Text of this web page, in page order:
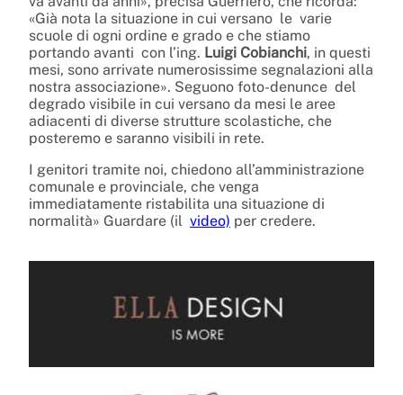
«Già nota la situazione in cui versano le varie
scuole di ogni ordine e grado e che stiamo
portando avanti con l’ing. Luigi Cobianchi, in questi
mesi, sono arrivate numerosissime segnalazioni alla
nostra associazione». Seguono foto-denunce del
degrado visibile in cui versano da mesi le aree
adiacenti di diverse strutture scolastiche, che
posteremo e saranno visibili in rete.
I genitori tramite noi, chiedono all’amministrazione
comunale e provinciale, che venga
immediatamente ristabilita una situazione di
normalità» Guardare (il video) per credere.